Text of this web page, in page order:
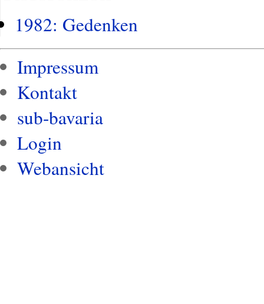
1982: Gedenken
Impressum
Kontakt
sub-bavaria
Login
Webansicht